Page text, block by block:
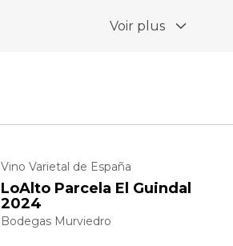
Voir plus
Vino Varietal de España
LoAlto Parcela El Guindal
2024
Bodegas Murviedro